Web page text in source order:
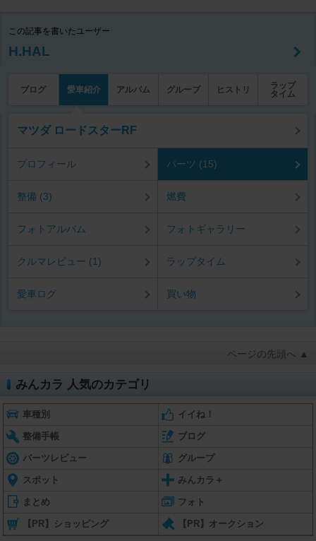
この記事を書いたユーザー
H.HAL
ブログ 愛車紹介 アルバム グループ ヒストリ
ラップ
タイム
マツダ ロードスターRF
プロフィール パーツ (15)
整備 (3) 燃費
フォトアルバム フォトギャラリー
クルマレビュー (1) ラップタイム
愛車ログ 買い物
ページの先頭へ ▲
みんカラ 人気のカテゴリ
車種別 イイね！
整備手帳 ブログ
パーツレビュー グループ
スポット みんカラ＋
まとめ フォト
【PR】ショッピング 【PR】オークション